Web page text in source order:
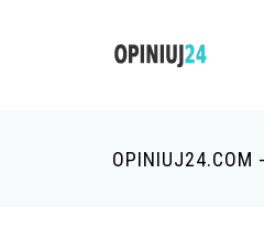
OPINIUJ24.COM